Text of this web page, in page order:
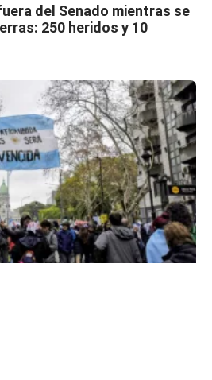
del Senado mientras se
250 heridos y 10